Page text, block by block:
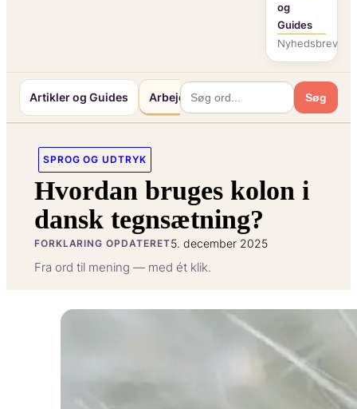
og
Guides
Nyhedsbrev
Artikler og Guides Arbejde og Karriereliv Søg
SPROG OG UDTRYK
Hvordan bruges kolon i
dansk tegnsætning?
FORKLARING OPDATERET5. december 2025
Fra ord til mening — med ét klik.